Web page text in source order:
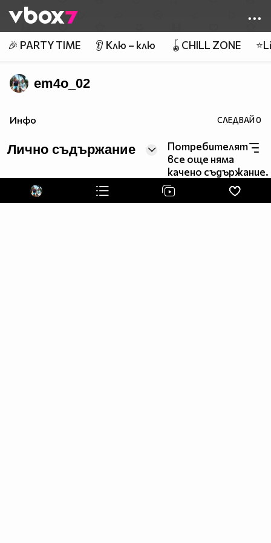
👾
🎉 PARTY TIME 👂 Клю – клю 🪀CHILL ZONE
em4o_02
Инфо СЛЕДВАЙ0
Лично съдържание
Потребителят
все още няма
качено съдържание.